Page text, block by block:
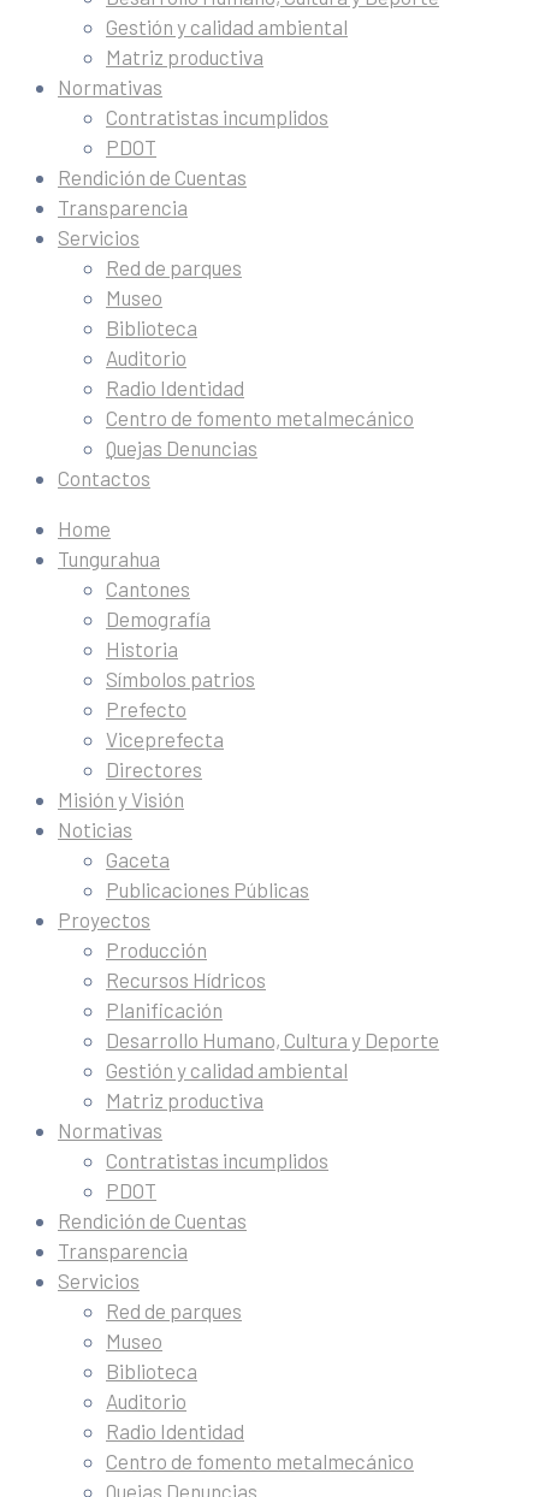
Gestión y calidad ambiental
Matriz productiva
Normativas
Contratistas incumplidos
PDOT
Rendición de Cuentas
Transparencia
Servicios
Red de parques
Museo
Biblioteca
Auditorio
Radio Identidad
Centro de fomento metalmecánico
Quejas Denuncias
Contactos
Home
Tungurahua
Cantones
Demografía
Historia
Símbolos patrios
Prefecto
Viceprefecta
Directores
Misión y Visión
Noticias
Gaceta
Publicaciones Públicas
Proyectos
Producción
Recursos Hídricos
Planificación
Desarrollo Humano, Cultura y Deporte
Gestión y calidad ambiental
Matriz productiva
Normativas
Contratistas incumplidos
PDOT
Rendición de Cuentas
Transparencia
Servicios
Red de parques
Museo
Biblioteca
Auditorio
Radio Identidad
Centro de fomento metalmecánico
Quejas Denuncias